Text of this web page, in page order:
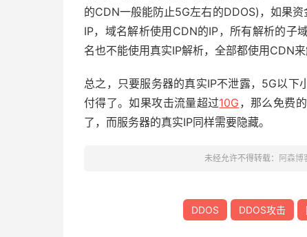
的CDN一般能防止5G左右的DDOS)，如果
IP，域名解析使用CDN的IP，所有解析的子
名也不能使用真实IP解析，全部都使用CDN来
总之，只要服务器的真实IP不泄露，5G以
付得了。如果攻击流量超过10G ，那么免费
了，而服务器的真实IP同样需要隐藏。
未经允许不得转载： 阿森博
DDOS DDOS攻击